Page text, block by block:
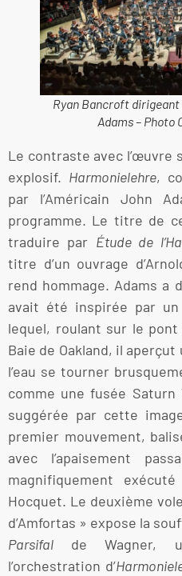
Ryan Bancroft dirigeant
Adams – Photo
Le contraste avec
explosif. Harmonielehre,
par l’Américain John
programme. Le titre de
traduire par Étude de
titre d’un ouvrage
rend hommage. Adams a
avait été inspirée par
lequel, roulant sur le
Baie de Oakland, il
l’eau se tourner
comme une fusée Saturn
suggérée par cette
premier mouvement,
avec l’apaisement
magnifiquement
Hocquet. Le deuxième
d’Amfortas » expose la
Parsifal de Wagner,
l’orchestration d’